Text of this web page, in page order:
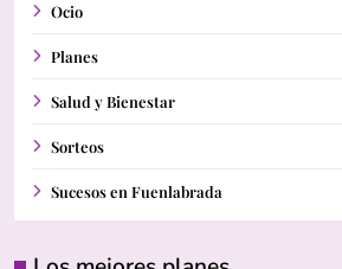
Ocio
Planes
Salud y Bienestar
Sorteos
Sucesos en Fuenlabrada